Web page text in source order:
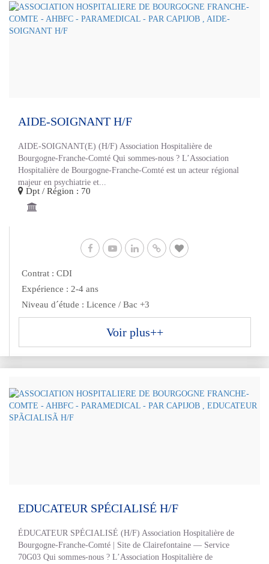
AIDE-SOIGNANT H/F
AIDE-SOIGNANT(E) (H/F) Association Hospitalière de
Bourgogne-Franche-Comté Qui sommes-nous ? L’Association
Hospitalière de Bourgogne-Franche-Comté est un acteur régional
majeur en psychiatrie et...
Dpt / Région : 70
Contrat : CDI
Expérience : 2-4 ans
Niveau d´étude : Licence / Bac +3
Voir plus++
EDUCATEUR SPÉCIALISÉ H/F
ÉDUCATEUR SPÉCIALISÉ (H/F) Association Hospitalière de
Bourgogne-Franche-Comté | Site de Clairefontaine — Service
70G03 Qui sommes-nous ? L’Association Hospitalière de